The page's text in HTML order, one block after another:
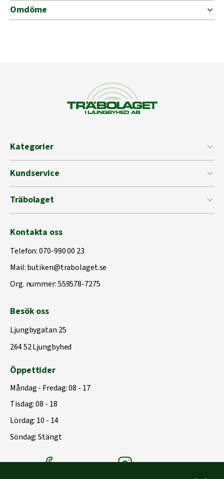
mängd
Omdöme
Kategorier
Kundservice
Träbolaget
Kontakta oss
Telefon:070-990 00 23
Mail:butiken@trabolaget.se
Org. nummer: 559578-7275
Besök oss
Ljungbygatan 25
264 52 Ljungbyhed
Öppettider
Måndag - Fredag: 08 - 17
Tisdag: 08 - 18
Lördag: 10 - 14
Söndag: Stängt